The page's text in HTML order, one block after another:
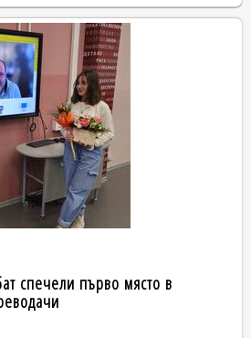
спечели първо място в